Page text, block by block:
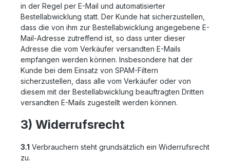
in der Regel per E-Mail und automatisierter
Bestellabwicklung statt. Der Kunde hat sicherzustellen,
dass die von ihm zur Bestellabwicklung angegebene E-
Mail-Adresse zutreffend ist, so dass unter dieser
Adresse die vom Verkäufer versandten E-Mails
empfangen werden können. Insbesondere hat der
Kunde bei dem Einsatz von SPAM-Filtern
sicherzustellen, dass alle vom Verkäufer oder von
diesem mit der Bestellabwicklung beauftragten Dritten
versandten E-Mails zugestellt werden können.
3) Widerrufsrecht
3.1 Verbrauchern steht grundsätzlich ein Widerrufsrecht
zu.